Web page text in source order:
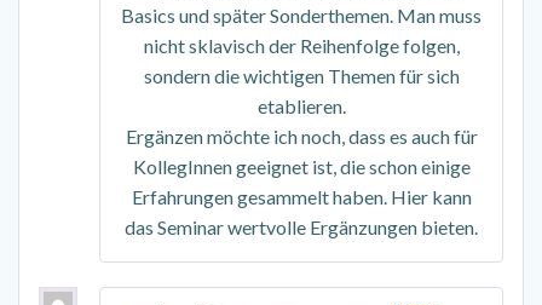
Basics und später Sonderthemen. Man muss
nicht sklavisch der Reihenfolge folgen,
sondern die wichtigen Themen für sich
etablieren.
Ergänzen möchte ich noch, dass es auch für
KollegInnen geeignet ist, die schon einige
Erfahrungen gesammelt haben. Hier kann
das Seminar wertvolle Ergänzungen bieten.